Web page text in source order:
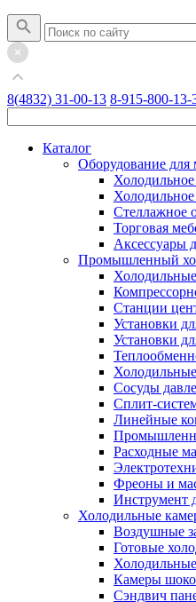
8(4832) 31-00-13 8-915-800-13-
Каталог
Оборудование для
Стеллажное
Торговая
Аксессуары
Промышленный
Станции
Установки
Установки
Сосуды
Cплит-
Линейные
Расходные
Фреоны и
Инструмент
Холодильные
Воздушные
Готовые
Камеры
Сэндвич